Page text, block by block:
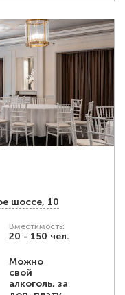
шоссе, 10
Вместимость:
20 - 150 чел.
Можно
свой
алкоголь, за